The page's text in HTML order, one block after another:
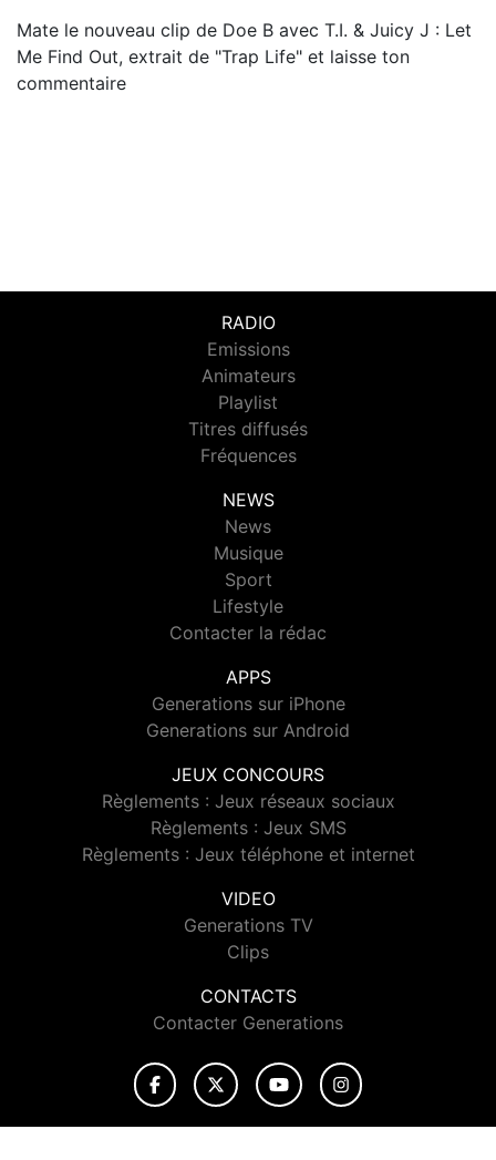
Mate le nouveau clip de Doe B avec T.I. & Juicy J : Let
Me Find Out, extrait de "Trap Life" et laisse ton
commentaire
RADIO
Emissions
Animateurs
Playlist
Titres diffusés
Fréquences
NEWS
News
Musique
Sport
Lifestyle
Contacter la rédac
APPS
Generations sur iPhone
Generations sur Android
JEUX CONCOURS
Règlements : Jeux réseaux sociaux
Règlements : Jeux SMS
Règlements : Jeux téléphone et internet
VIDEO
Generations TV
Clips
CONTACTS
Contacter Generations